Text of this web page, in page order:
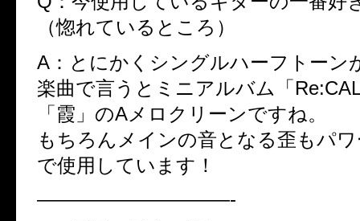
（惚れているところ）
A：とにかくシングルハーフトーン
楽曲で言うとミニアルバム「
「霞」のAメロクリーンですね。
もちろんメインの音となる歪もパ
で使用しています！
——————————-